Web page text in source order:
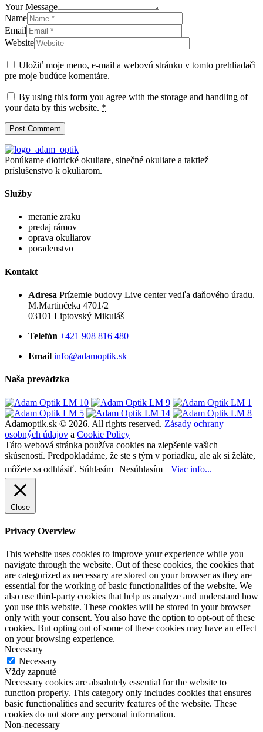
Your Message
Name
Email
Website
Uložiť moje meno, e-mail a webovú stránku v tomto prehliadači
pre moje budúce komentáre.
By using this form you agree with the storage and handling of
your data by this website. *
Ponúkame diotrické okuliare, slnečné okuliare a taktiež
príslušenstvo k okuliarom.
Služby
meranie zraku
predaj rámov
oprava okuliarov
poradenstvo
Kontakt
Adresa Prízemie budovy Live center vedľa daňového úradu.
M.Martinčeka 4701/2
03101 Liptovský Mikuláš
Telefón +421 908 816 480
Email info@adamoptik.sk
Naša prevádzka
Adamoptik.sk © 2026. All rights reserved. Zásady ochrany
osobných údajov a Cookie Policy
Táto webová stránka používa cookies na zlepšenie vašich
skúseností. Predpokladáme, že ste s tým v poriadku, ale ak si želáte,
môžete sa odhlásiť. Súhlasím Nesúhlasím Viac info...
Close
Privacy Overview
This website uses cookies to improve your experience while you
navigate through the website. Out of these cookies, the cookies that
are categorized as necessary are stored on your browser as they are
essential for the working of basic functionalities of the website. We
also use third-party cookies that help us analyze and understand how
you use this website. These cookies will be stored in your browser
only with your consent. You also have the option to opt-out of these
cookies. But opting out of some of these cookies may have an effect
on your browsing experience.
Necessary
Necessary
Vždy zapnuté
Necessary cookies are absolutely essential for the website to
function properly. This category only includes cookies that ensures
basic functionalities and security features of the website. These
cookies do not store any personal information.
Non-necessary